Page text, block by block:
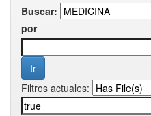
Buscar:
por
Filtros actuales: